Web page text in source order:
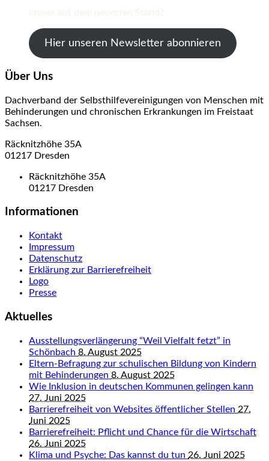
Hier unseren Newsletter abonnieren
Über Uns
Dachverband der Selbsthilfevereinigungen von Menschen mit
Behinderungen und chronischen Erkrankungen im Freistaat
Sachsen.
Räcknitzhöhe 35A
01217 Dresden
Räcknitzhöhe 35A
01217 Dresden
Informationen
Kontakt
Impressum
Datenschutz
Erklärung zur Barrierefreiheit
Logo
Presse
Aktuelles
Ausstellungsverlängerung “Weil Vielfalt fetzt” in
Schönbach 8. August 2025
Eltern-Befragung zur schulischen Bildung von Kindern
mit Behinderungen 8. August 2025
Wie Inklusion in deutschen Kommunen gelingen kann
27. Juni 2025
Barrierefreiheit von Websites öffentlicher Stellen 27.
Juni 2025
Barrierefreiheit: Pflicht und Chance für die Wirtschaft
26. Juni 2025
Klima und Psyche: Das kannst du tun 26. Juni 2025